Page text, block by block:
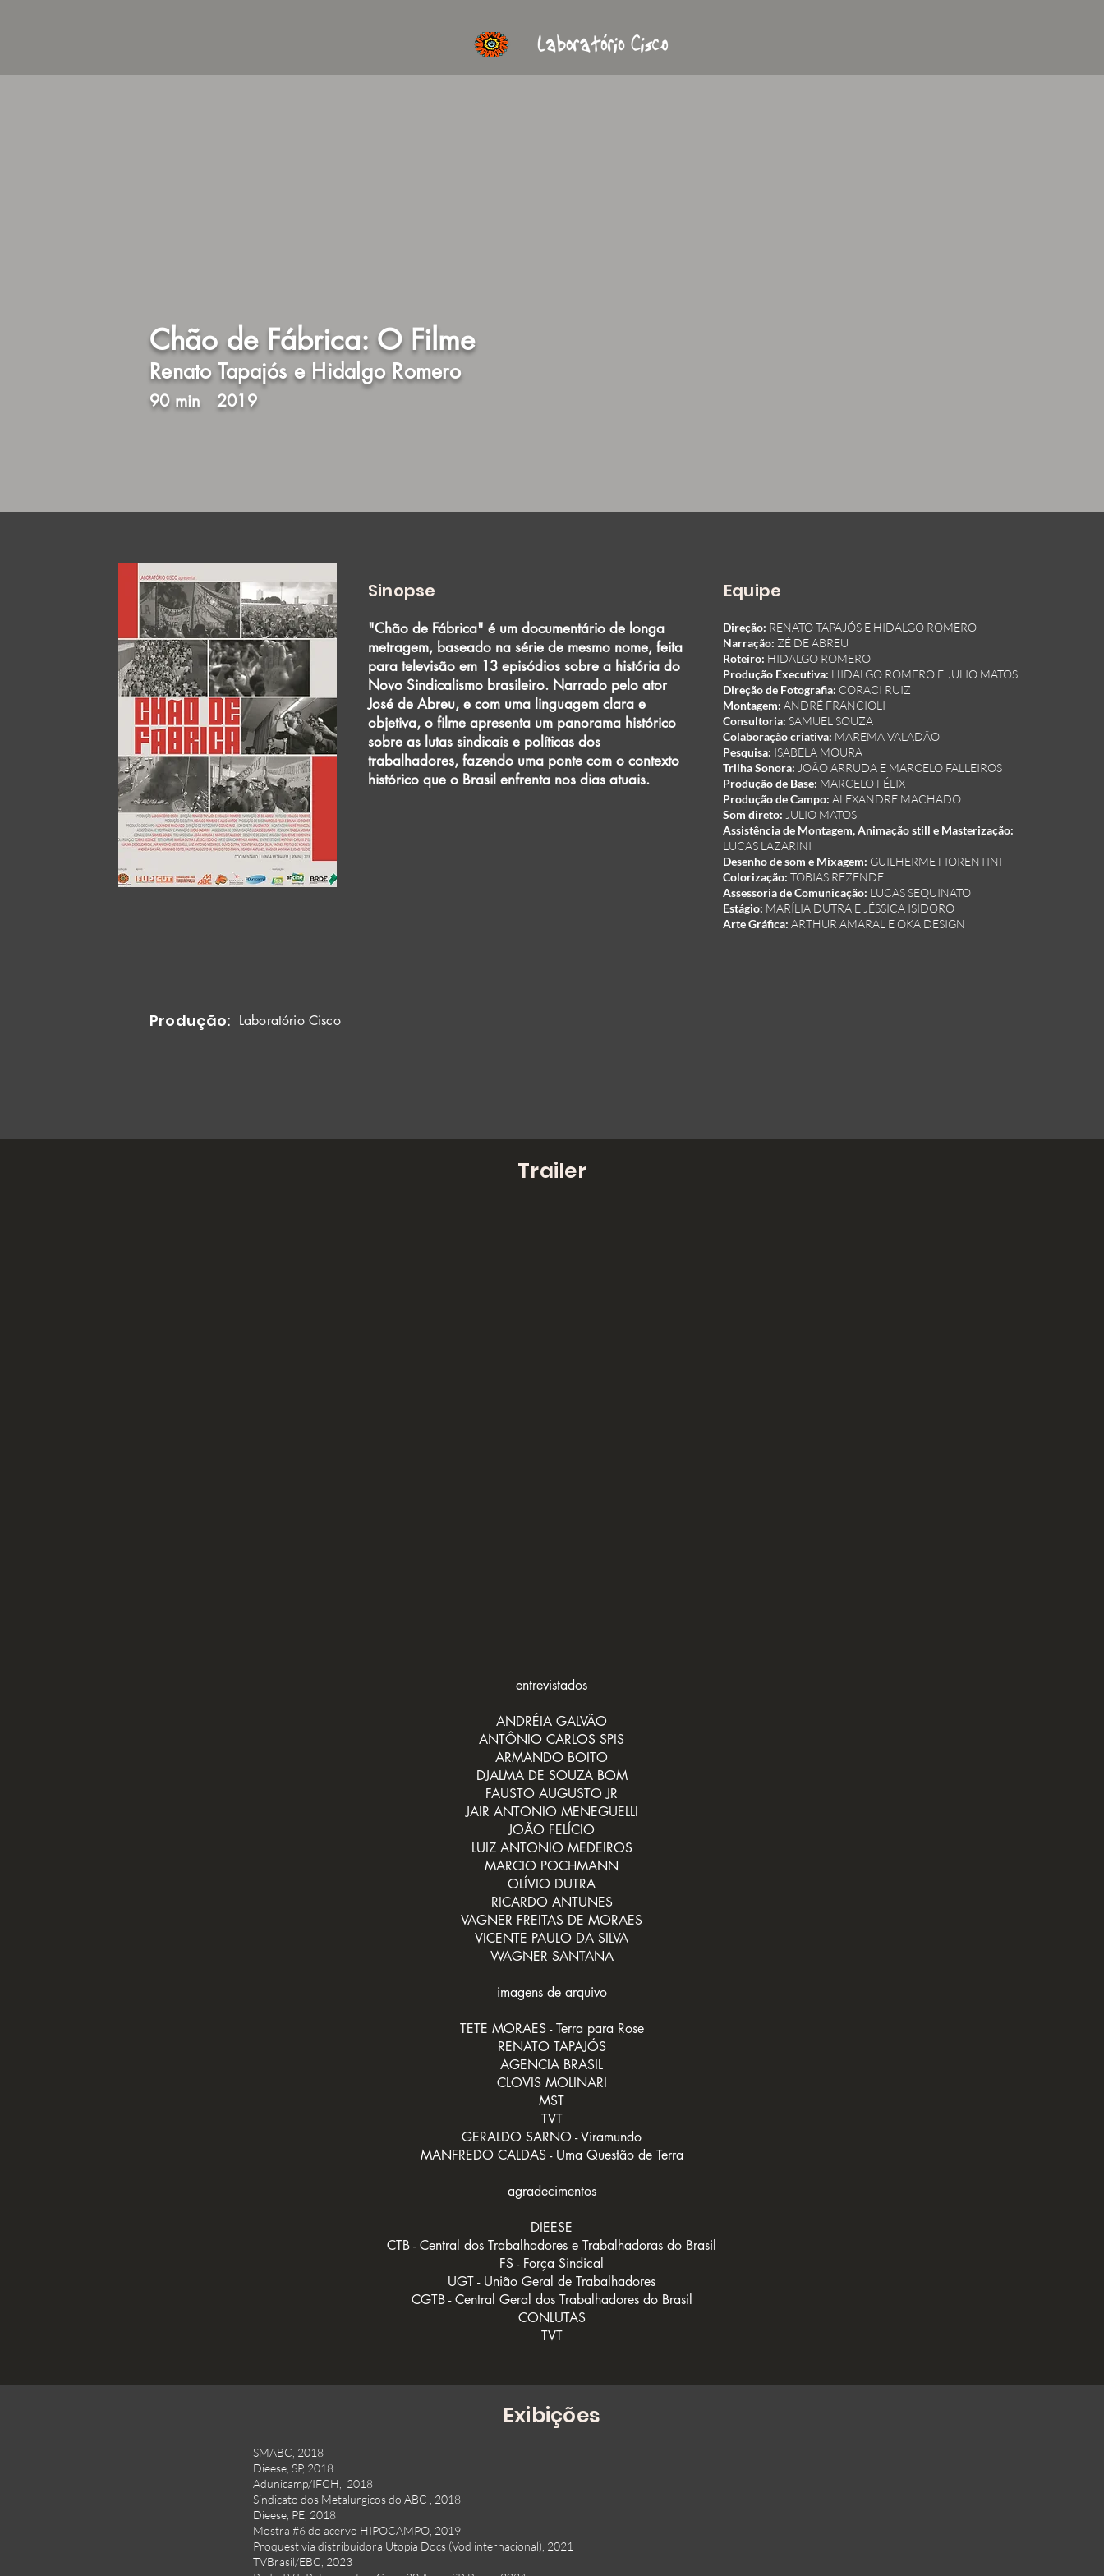
Chão de Fábrica: O Filme
Renato Tapajós e Hidalgo Romero
90 min 2019
Sinopse
"Chão de Fábrica" é um documentário de longa
metragem, baseado na série de mesmo nome, feita
para televisão em 13 episódios sobre a história do
Novo Sindicalismo brasileiro. Narrado pelo ator
José de Abreu, e com uma linguagem clara e
objetiva, o filme apresenta um panorama histórico
sobre as lutas sindicais e políticas dos
trabalhadores, fazendo uma ponte com o contexto
histórico que o Brasil enfrenta nos dias atuais.
Equipe
Direção: RENATO TAPAJÓS E HIDALGO ROMERO
Narração: ZÉ DE ABREU
Roteiro: HIDALGO ROMERO
Produção Executiva: HIDALGO ROMERO E JULIO MATOS
Direção de Fotografia: CORACI RUIZ
Montagem: ANDRÉ FRANCIOLI
Consultoria: SAMUEL SOUZA
Colaboração criativa: MAREMA VALADÃO
Pesquisa: ISABELA MOURA
Trilha Sonora: JOÃO ARRUDA E MARCELO FALLEIROS
Produção de Base: MARCELO FÉLIX
Produção de Campo: ALEXANDRE MACHADO
Som direto: JULIO MATOS
Assistência de Montagem, Animação still e Masterização:
LUCAS LAZARINI
Desenho de som e Mixagem: GUILHERME FIORENTINI
Colorização: TOBIAS REZENDE
Assessoria de Comunicação: LUCAS SEQUINATO
Estágio: MARÍLIA DUTRA E JÉSSICA ISIDORO
Arte Gráfica: ARTHUR AMARAL E OKA DESIGN
Produção: Laboratório Cisco
Trailer
entrevistados
ANDRÉIA GALVÃO
ANTÔNIO CARLOS SPIS
ARMANDO BOITO
DJALMA DE SOUZA BOM
FAUSTO AUGUSTO JR
JAIR ANTONIO MENEGUELLI
JOÃO FELÍCIO
LUIZ ANTONIO MEDEIROS
MARCIO POCHMANN
OLÍVIO DUTRA
RICARDO ANTUNES
VAGNER FREITAS DE MORAES
VICENTE PAULO DA SILVA
WAGNER SANTANA
imagens de arquivo
TETE MORAES - Terra para Rose
RENATO TAPAJÓS
AGENCIA BRASIL
CLOVIS MOLINARI
MST
TVT
GERALDO SARNO - Viramundo
MANFREDO CALDAS - Uma Questão de Terra
agradecimentos
DIEESE
CTB - Central dos Trabalhadores e Trabalhadoras do Brasil
FS - Força Sindical
UGT - União Geral de Trabalhadores
CGTB - Central Geral dos Trabalhadores do Brasil
CONLUTAS
TVT
Exibições
SMABC, 2018
Dieese, SP, 2018
Adunicamp/IFCH, 2018
Sindicato dos Metalurgicos do ABC , 2018
Dieese, PE, 2018
Mostra #6 do acervo HIPOCAMPO, 2019
Proquest via distribuidora Utopia Docs (Vod internacional), 2021
TVBrasil/EBC, 2023